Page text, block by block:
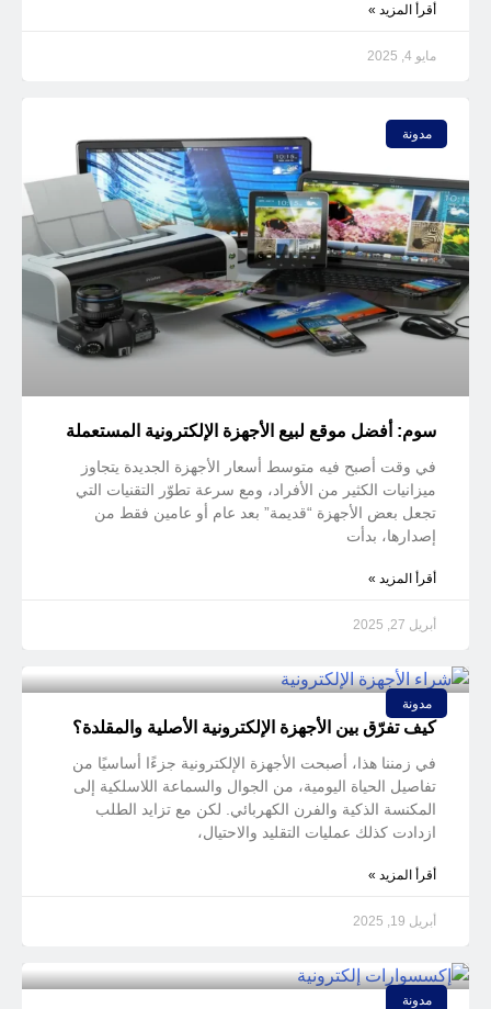
أقرأ المزيد »
مايو 4, 2025
مدونة
سوم: أفضل موقع لبيع الأجهزة الإلكترونية المستعملة
في وقت أصبح فيه متوسط أسعار الأجهزة الجديدة يتجاوز
ميزانيات الكثير من الأفراد، ومع سرعة تطوّر التقنيات التي
تجعل بعض الأجهزة “قديمة” بعد عام أو عامين فقط من
إصدارها، بدأت
أقرأ المزيد »
أبريل 27, 2025
مدونة
كيف تفرّق بين الأجهزة الإلكترونية الأصلية والمقلدة؟
في زمننا هذا، أصبحت الأجهزة الإلكترونية جزءًا أساسيًا من
تفاصيل الحياة اليومية، من الجوال والسماعة اللاسلكية إلى
المكنسة الذكية والفرن الكهربائي. لكن مع تزايد الطلب
ازدادت كذلك عمليات التقليد والاحتيال،
أقرأ المزيد »
أبريل 19, 2025
مدونة